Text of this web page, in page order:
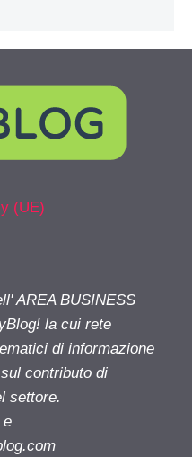
(UE)
AREA BUSINESS
la cui rete
di informazione
contributo di
settore.
e